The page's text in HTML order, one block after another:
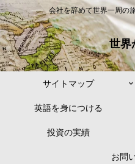
会社を辞めて世界一周の
世界
サイトマップ
英語を身につける
投資の実績
お問